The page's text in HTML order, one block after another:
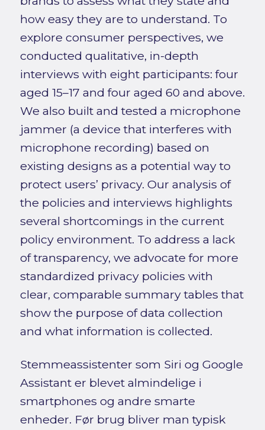
how easy they are to understand. To
explore consumer perspectives, we
conducted qualitative, in-depth
interviews with eight participants: four
aged 15–17 and four aged 60 and above.
We also built and tested a microphone
jammer (a device that interferes with
microphone recording) based on
existing designs as a potential way to
protect users’ privacy. Our analysis of
the policies and interviews highlights
several shortcomings in the current
policy environment. To address a lack
of transparency, we advocate for more
standardized privacy policies with
clear, comparable summary tables that
show the purpose of data collection
and what information is collected.
Stemmeassistenter som Siri og Google
Assistant er blevet almindelige i
smartphones og andre smarte
enheder. Før brug bliver man typisk